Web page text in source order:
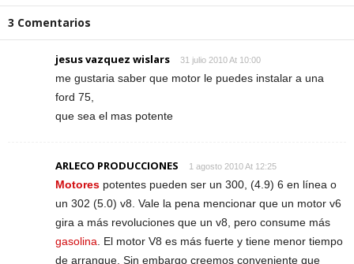
3 Comentarios
jesus vazquez wislars 31 julio 2010 At 10:00
me gustaria saber que motor le puedes instalar a una
ford 75,
que sea el mas potente
ARLECO PRODUCCIONES 1 agosto 2010 At 12:25
Motores potentes pueden ser un 300, (4.9) 6 en línea o
un 302 (5.0) v8. Vale la pena mencionar que un motor v6
gira a más revoluciones que un v8, pero consume más
gasolina . El motor V8 es más fuerte y tiene menor tiempo
de arranque. Sin embargo creemos conveniente que